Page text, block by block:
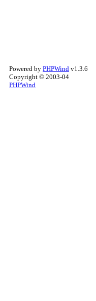
Powered by PHPWind v1.3.6
Copyright © 2003-04
PHPWind